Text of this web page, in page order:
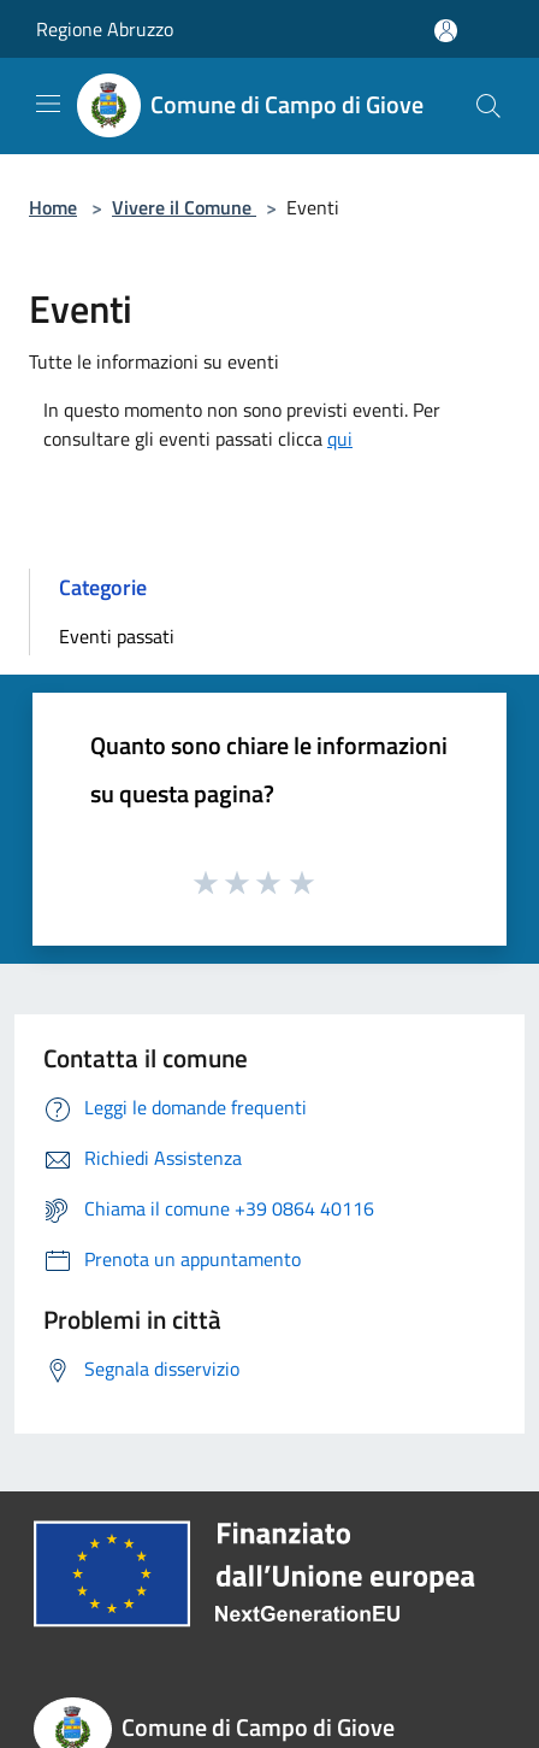
Regione Abruzzo
Comune di Campo di Giove
Home > Vivere il Comune > Eventi
Eventi
Tutte le informazioni su eventi
In questo momento non sono previsti eventi. Per
consultare gli eventi passati cliccaqui
Categorie
Eventi passati
Quanto sono chiare le informazioni
su questa pagina?
Contatta il comune
Leggi le domande frequenti
Richiedi Assistenza
Chiama il comune +39 0864 40116
Prenota un appuntamento
Problemi in città
Segnala disservizio
Comune di Campo di Giove